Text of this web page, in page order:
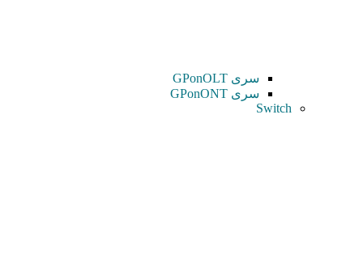
سری GPonOLT
سری GPonONT
Switch